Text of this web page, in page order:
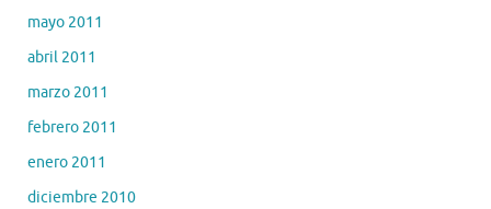
mayo 2011
abril 2011
marzo 2011
febrero 2011
enero 2011
diciembre 2010